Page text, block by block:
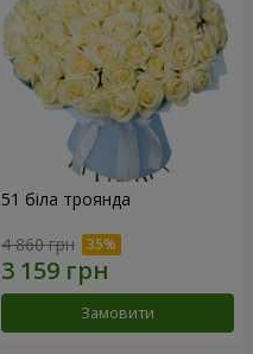
51 біла троянда
4 860 грн
Замовити